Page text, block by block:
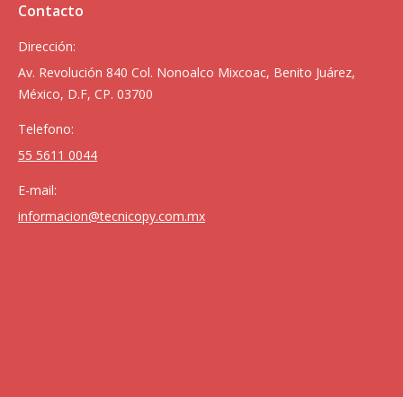
Contacto
Dirección:
Av. Revolución 840 Col. Nonoalco Mixcoac, Benito Juárez,
México, D.F, CP. 03700
Telefono:
55 5611 0044
E-mail:
informacion@tecnicopy.com.mx